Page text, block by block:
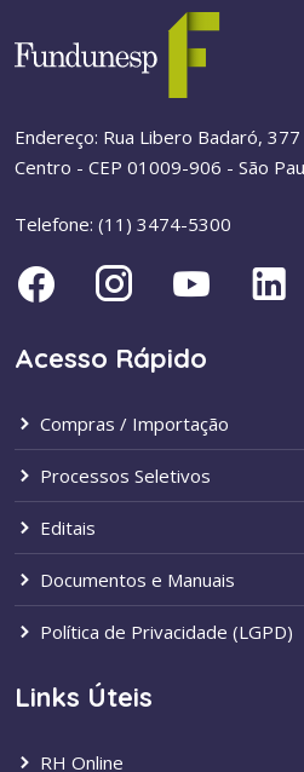
Endereço: Rua Libero Badaró,
Centro - CEP 01009-906 - São
Telefone: (11) 3474-5300
Acesso Rápido
Compras / Importação
Processos Seletivos
Editais
Documentos e Manuais
Política de Privacidade (LGPD)
Links Úteis
RH Online